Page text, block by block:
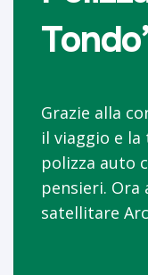
Grazie alla
il viaggio e la
polizza auto
pensieri. Ora
satellitare